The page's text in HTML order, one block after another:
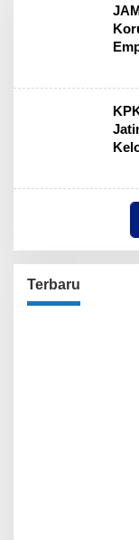
Terbaru